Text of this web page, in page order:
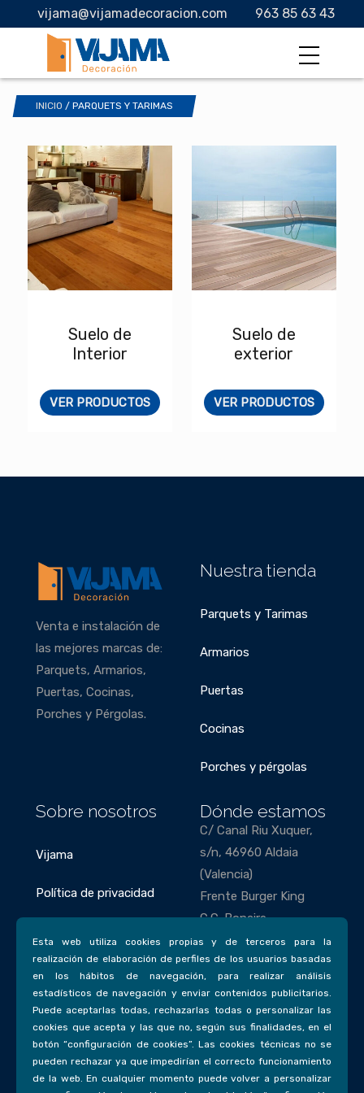
vijama@vijamadecoracion.com 963 85 63 43
INICIO / PARQUETS Y TARIMAS
Suelo de
Interior
VER PRODUCTOS
Suelo de
exterior
VER PRODUCTOS
Venta e instalación de
las mejores marcas de:
Parquets, Armarios,
Puertas, Cocinas,
Porches y Pérgolas.
Nuestra tienda
Parquets y Tarimas
Armarios
Puertas
Cocinas
Porches y pérgolas
Sobre nosotros
Vijama
Política de privacidad
Dónde estamos
C/ Canal Riu Xuquer,
s/n, 46960 Aldaia
(Valencia)
Frente Burger King
C.C. Bonaire
Teléfonos
963 85 63 43
Email
vijama@vijamadecorac
Esta web utiliza cookies propias y de terceros para la
realización de elaboración de perfiles de los usuarios basadas
en los hábitos de navegación, para realizar análisis
estadísticos de navegación y enviar contenidos publicitarios.
Puede aceptarlas todas, rechazarlas todas o personalizar las
cookies que acepta y las que no, según sus finalidades, en el
botón “configuración de cookies”. Las cookies técnicas no se
pueden rechazar ya que impedirían el correcto funcionamiento
de la web. En cualquier momento puede volver a personalizar